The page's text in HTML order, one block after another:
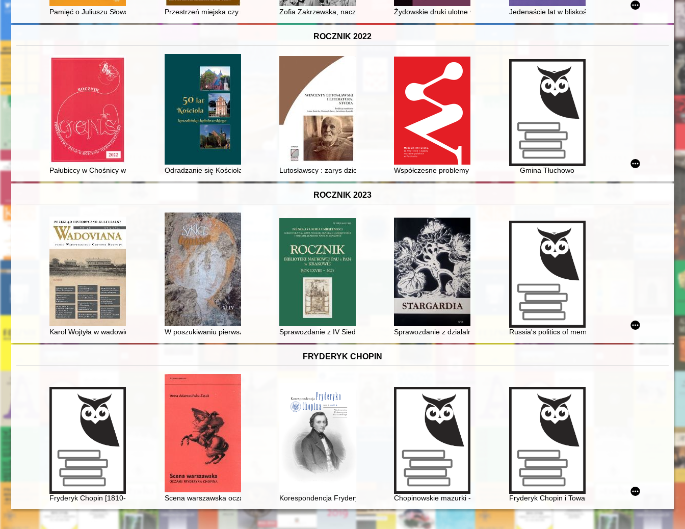
Pamięć o Juliuszu Słowackim na Litwie w XX i XXI wiekuPrzestrzeń miejska czy mieszczańska? : o książce Krzysztofa Mrozowskiego, "Przestrzeń i obywatele Starej Warszawy od schyłku XV wieku do 1569 roku" =
Zofia Zakrzewska, naczelniczka harcerstwaŻydowskie druki ulotne w Wilnie 1926-1939 : katalogJedenaście lat w bliskości wielkiego uczonego :
ROCZNIK 2022
Pałubiccy w Chośnicy w XVI i XVII wiekuOdradzanie się Kościoła katolickiego w delegaturze berlińskiej w granicach obecnej diecezji koszalińsko-kołobrzeskiej w XIX wieku
Lutosławscy : zarys dziejów rodu ziemian, twórców kultury i ludzi ideiWspółczesne problemy polskiego muzealnictwa technicznego oraz ochrony i konserwacji
Gmina Tłuchowo
ROCZNIK 2023
Karol Wojtyła w wadowickiej ochronceW poszukiwaniu pierwszych Słowian na ziemiach polskich : bitwy nad Dołężą i pod Himerą
Sprawozdanie z IV Siedleckich Spotkań Archiwoznawczych pt. Zbiory, spuścizny, kolekcje w archiwach i poza archiwami,
Sprawozdanie z działalności działów merytorycznych Muzeum Archeologiczno-
Russia's politics of memory
FRYDERYK CHOPIN
Fryderyk Chopin [1810-1849]. KorzenieScena warszawska oczami Fryderyka ChopinaKorespondencja Fryderyka Chopina. T. 3 cz. 4Chopinowskie mazurki - czyli folklor a pojęcie muzyki narodowej
Fryderyk Chopin i Towarzystwo Politechniczne